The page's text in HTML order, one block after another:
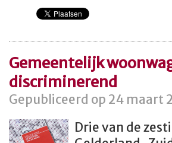
Gemeentelijk
discriminerend
Gepubliceerd op 24 maart
Drie van de